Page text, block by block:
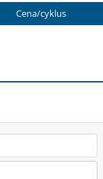
Cena/cyklus